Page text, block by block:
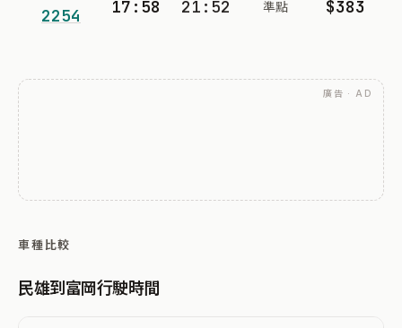
2254 17:58 21:52 準點 $383
廣告 · AD
車種比較
民雄到富岡行駛時間